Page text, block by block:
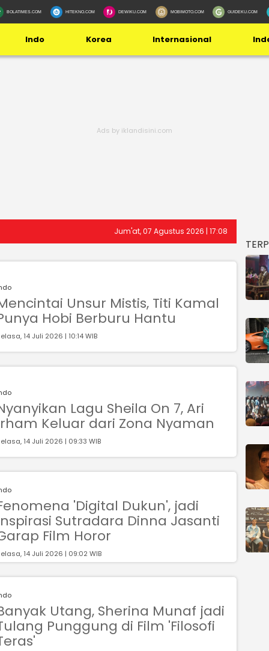
BOLATIMES.COM HITEKNO.COM DEWIKU.COM MOBIMOTO.COM GUIDEKU.COM
Indo Korea Internasional
Jum'at, 07 Agustus 2026 | 17:08
Unsur Mistis, Titi Kamal
Hobi Berburu Hantu
14 Juli 2026 | 10:14 WIB
Lagu Sheila On 7, Ari
Keluar dari Zona Nyaman
14 Juli 2026 | 09:33 WIB
'Digital Dukun', jadi
Sutradara Dinna Jasanti
Film Horor
14 Juli 2026 | 09:02 WIB
Utang, Sherina Munaf jadi
Punggung di Film 'Filosofi